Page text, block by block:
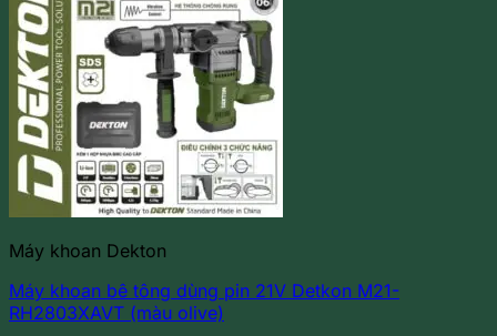
Máy khoan Dekton
Máy khoan bê tông dùng pin 21V Detkon M21-
RH2803XAVT (màu olive)